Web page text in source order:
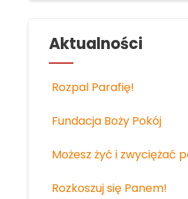
Aktualności
Rozpal Parafię!
Fundacja Boży Pokój
Możesz żyć i zwyciężać
Rozkoszuj się Panem!